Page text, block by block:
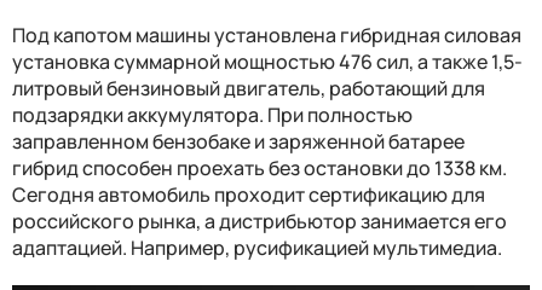
Под капотом машины установлена гибридная силовая
установка суммарной мощностью 476 сил, а также 1,5-
литровый бензиновый двигатель, работающий для
подзарядки аккумулятора. При полностью
заправленном бензобаке и заряженной батарее
гибрид способен проехать без остановки до 1338 км.
Сегодня автомобиль проходит сертификацию для
российского рынка, а дистрибьютор занимается его
адаптацией. Например, русификацией мультимедиа.